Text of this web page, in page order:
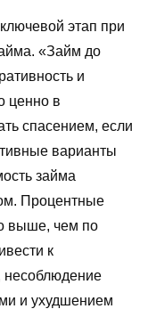
этап при
«Займ до
и
ценно в
спасением, если
варианты
займа
Процентные
выше, чем по
к
несоблюдение
и ухудшением